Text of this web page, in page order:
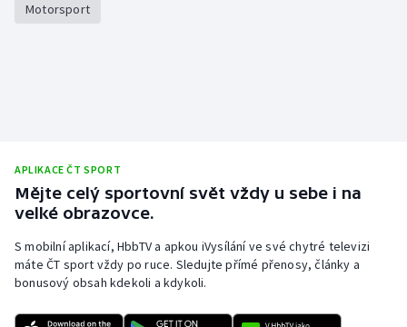
Motorsport
APLIKACE ČT SPORT
Mějte celý sportovní svět vždy u sebe i na
velké obrazovce.
S mobilní aplikací, HbbTV a apkou iVysílání ve své chytré televizi
máte ČT sport vždy po ruce. Sledujte přímé přenosy, články a
bonusový obsah kdekoli a kdykoli.